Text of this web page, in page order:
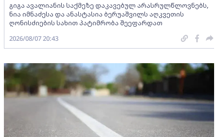
გიგა ავალიანის საქმეზე დაკავებულ არასრულწლოვნებს,
ნია იმნაძესა და ანასტასია ბერუაშვილს აღკვეთის
ღონისძიების სახით პატიმრობა შეეფარდათ
2026/08/07 20:43